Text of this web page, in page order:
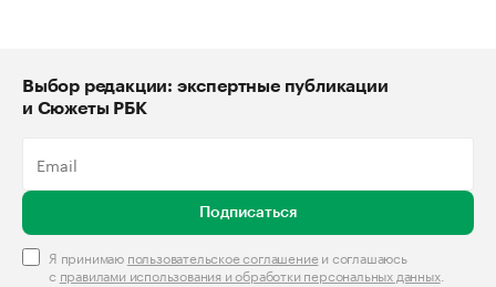
Выбор редакции: экспертные публикации
и Сюжеты РБК
Подписаться
Я принимаю пользовательское соглашениеи соглашаюсь
с правилами использования и обработки персональных данных.